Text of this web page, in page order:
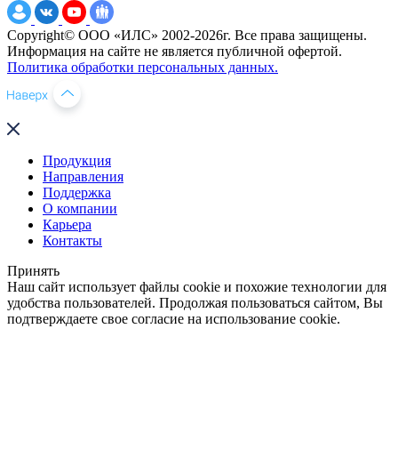
Copyright© ООО «ИЛС» 2002-2026г. Все права защищены.
Информация на сайте не является публичной офертой.
Политика обработки персональных данных.
Продукция
Направления
Поддержка
О компании
Карьера
Контакты
Принять
Наш сайт использует файлы cookie и похожие технологии для
удобства пользователей. Продолжая пользоваться сайтом, Вы
подтверждаете свое согласие на использование cookie.